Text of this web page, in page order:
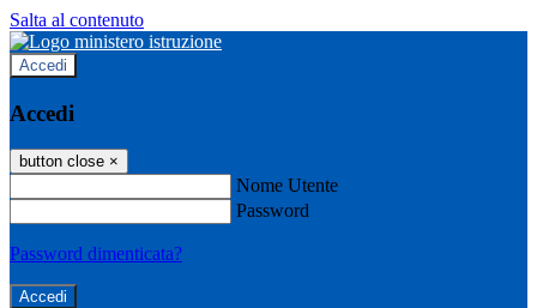
Salta al contenuto
Accedi
Accedi
button close ×
Nome Utente
Password
Password dimenticata?